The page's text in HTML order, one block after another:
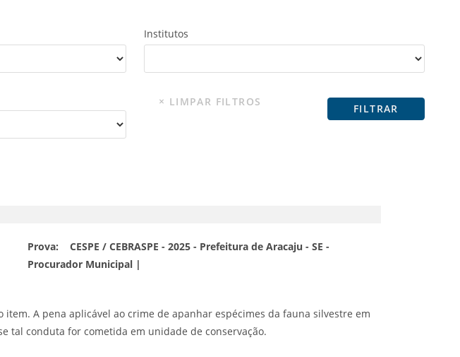
Institutos
Prova:
CESPE / CEBRASPE - 2025 - Prefeitura de Aracaju - SE -
Procurador Municipal |
A pena aplicável ao crime de apanhar espécimes da fauna silvestre em
tal conduta for cometida em unidade de conservação.